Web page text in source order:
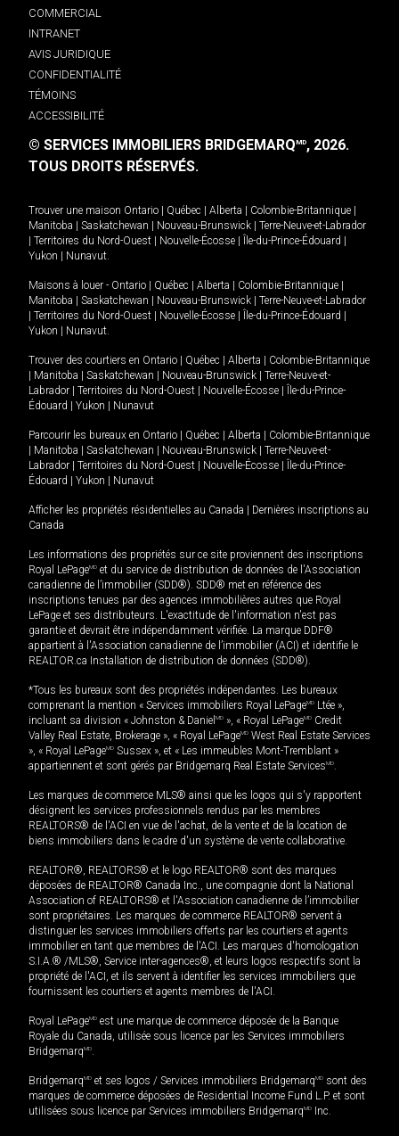
COMMERCIAL
INTRANET
AVIS JURIDIQUE
CONFIDENTIALITÉ
TÉMOINS
ACCESSIBILITÉ
© SERVICES IMMOBILIERS BRIDGEMARQMD, 2026.
TOUS DROITS RÉSERVÉS.
Trouver une maison Ontario | Québec | Alberta | Colombie-Britannique |
Manitoba | Saskatchewan | Nouveau-Brunswick | Terre-Neuve-et-Labrador
| Territoires du Nord-Ouest | Nouvelle-Écosse | Île-du-Prince-Édouard |
Yukon | Nunavut
Maisons à louer - Ontario | Québec | Alberta | Colombie-Britannique |
Manitoba | Saskatchewan | Nouveau-Brunswick | Terre-Neuve-et-Labrador
| Territoires du Nord-Ouest | Nouvelle-Écosse | Île-du-Prince-Édouard |
Yukon | Nunavut
Trouver des courtiers en Ontario | Québec | Alberta | Colombie-Britannique
| Manitoba | Saskatchewan | Nouveau-Brunswick | Terre-Neuve-et-
Labrador | Territoires du Nord-Ouest | Nouvelle-Écosse | Île-du-Prince-
Édouard | Yukon | Nunavut
Parcourir les bureaux en Ontario | Québec | Alberta | Colombie-Britannique
| Manitoba | Saskatchewan | Nouveau-Brunswick | Terre-Neuve-et-
Labrador | Territoires du Nord-Ouest | Nouvelle-Écosse | Île-du-Prince-
Édouard | Yukon | Nunavut
Afficher les propriétés résidentielles au Canada | Dernières inscriptions au
Canada
Les informations des propriétés sur ce site proviennent des inscriptions
Royal LePageMD et du service de distribution de données de l'Association
canadienne de l’immobilier (SDD®). SDD® met en référence des
inscriptions tenues par des agences immobilières autres que Royal
LePage et ses distributeurs. L'exactitude de l'information n'est pas
garantie et devrait être indépendamment vérifiée. La marque DDF®
appartient à l'Association canadienne de l’immobilier (ACI) et identifie le
REALTOR.ca Installation de distribution de données (SDD®).
*Tous les bureaux sont des propriétés indépendantes. Les bureaux
comprenant la mention « Services immobiliers Royal LePageMD Ltée »,
incluant sa division « Johnston & Daniel MD », « Royal LePageMD Credit
Valley Real Estate, Brokerage », « Royal LePageMD West Real Estate Services
», « Royal LePageMD Sussex », et « Les immeubles Mont-Tremblant »
appartiennent et sont gérés par Bridgemarq Real Estate ServicesMD
Les marques de commerce MLS® ainsi que les logos qui s'y rapportent
désignent les services professionnels rendus par les membres
REALTORS® de l'ACI en vue de l'achat, de la vente et de la location de
biens immobiliers dans le cadre d'un système de vente collaborative.
REALTOR®, REALTORS® et le logo REALTOR® sont des marques
déposées de REALTOR® Canada Inc., une compagnie dont la National
Association of REALTORS® et l'Association canadienne de l’immobilier
sont propriétaires. Les marques de commerce REALTOR® servent à
distinguer les services immobiliers offerts par les courtiers et agents
immobilier en tant que membres de l'ACI. Les marques d'homologation
S.I.A.® /MLS®, Service inter-agences®, et leurs logos respectifs sont la
propriété de l'ACI, et ils servent à identifier les services immobiliers que
fournissent les courtiers et agents membres de l'ACI.
Royal LePageMD est une marque de commerce déposée de la Banque
Royale du Canada, utilisée sous licence par les Services immobiliers
BridgemarqMD
BridgemarqMD et ses logos / Services immobiliers BridgemarqMD sont des
marques de commerce déposées de Residential Income Fund L.P. et sont
utilisées sous licence par Services immobiliers BridgemarqMD Inc.